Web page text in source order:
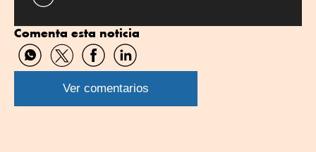
Comenta esta noticia
Compartir
por
WhatsApp
Compartir
por
Twitter
Compartir
por
Facebook
Compartir
por
Linkedin
Ver comentarios